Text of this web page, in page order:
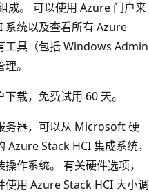
成。 可以使用 Azure 门户来
系统以及查看所有 Azure
工具（包括 Windows Admin
。
载，免费试用 60 天。
务器，可以从 Microsoft 硬
Stack HCI 集成系统，
作系统。 有关硬件选项，
使用 Azure Stack HCI 大小调